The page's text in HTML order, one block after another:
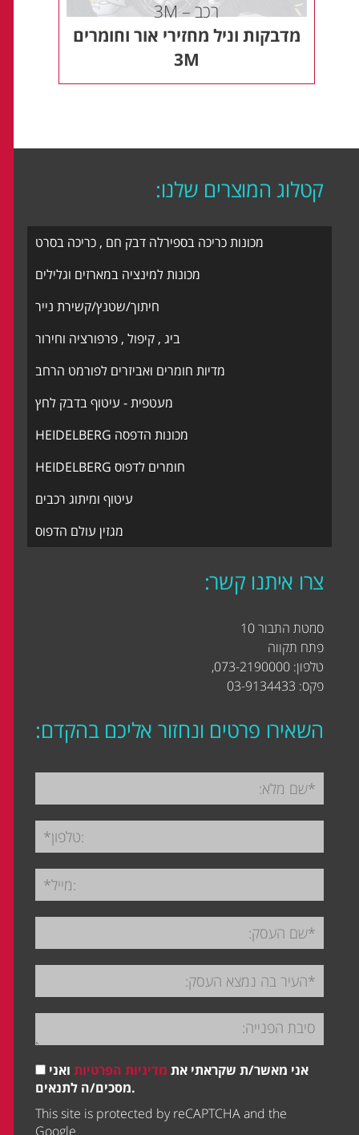
רכב – 3M
מדבקות וניל מחזירי אור וחומרים
3M
קטלוג המוצרים שלנו:
מכונות כריכה בספירלה דבק חם , כריכה בסרט
מכונות למינציה במארזים וגלילים
חיתוך/שטנץ/קשירת נייר
ביג , קיפול , פרפורציה וחירור
מדיות חומרים ואביזרים לפורמט הרחב
מעטפית - עיטוף בדבק לחץ
מכונות הדפסה HEIDELBERG
חומרים לדפוס HEIDELBERG
עיטוף ומיתוג רכבים
מגזין עולם הדפוס
צרו איתנו קשר:
סמטת התבור 10
פתח תקווה
טלפון: 073-2190000,
פקס: 03-9134433
השאירו פרטים ונחזור אליכם בהקדם:
אני מאשר/ת שקראתי את מדיניות הפרטיות ואני
מסכים/ה לתנאים.
This site is protected by reCAPTCHA and the
Google